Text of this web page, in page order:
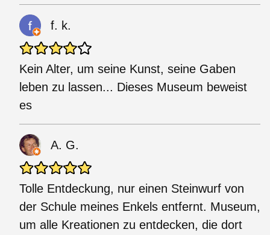
f. k.
Kein Alter, um seine Kunst, seine Gaben
leben zu lassen... Dieses Museum beweist
es
A. G.
Tolle Entdeckung, nur einen Steinwurf von
der Schule meines Enkels entfernt. Museum,
um alle Kreationen zu entdecken, die dort